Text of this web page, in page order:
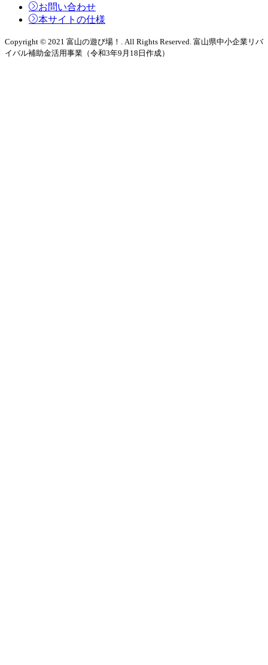
お問い合わせ
本サイトの仕様
Copyright © 2021 富山の遊び場！. All Rights Reserved. 富山県中小企業リバ
イバル補助金活用事業（令和3年9月18日作成）